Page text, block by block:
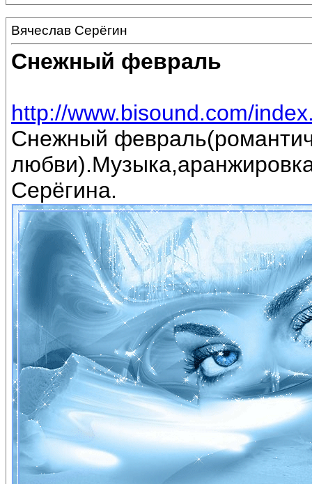
Вячеслав Серёгин
Снежный февраль
http://www.bisound.com/
Снежный
Серёгина.